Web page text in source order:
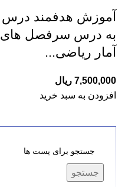
جستجو
آموزش هدفمند درس
به درس سرفصل های
آمار ریاضی...
7,500,000 ریال
افزودن به سبد خرید